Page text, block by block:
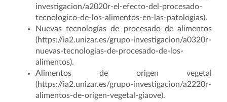
investigacion/a2020r-el-efecto-del-procesado-
tecnologico-de-los-alimentos-en-las-patologias).
Nuevas tecnologías de procesado de alimentos
(https://ia2.unizar.es/grupo-investigacion/a0320r-
nuevas-tecnologias-de-procesado-de-los-
alimentos).
Alimentos de origen vegetal
(https://ia2.unizar.es/grupo-investigacion/a2220r-
alimentos-de-origen-vegetal-giaove).